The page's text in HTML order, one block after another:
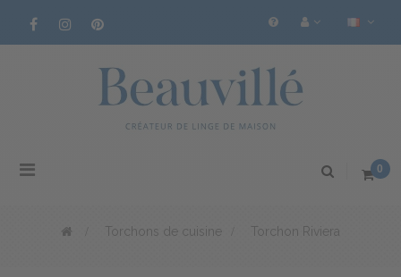
Basculer
0
Torchons de cuisine Torchon Riviera